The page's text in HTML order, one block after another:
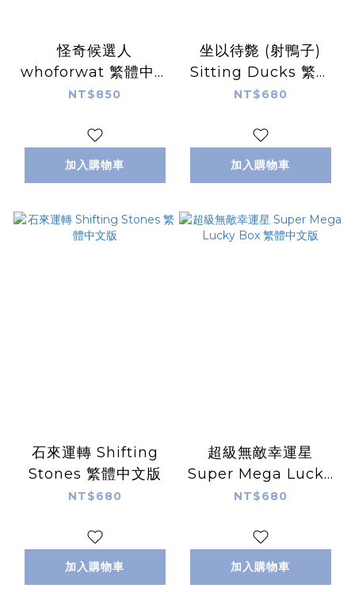
怪奇候選人
whoforwat 繁體中文
版
NT$850
加入購物車
坐以待斃 (射鴨子)
Sitting Ducks 繁體
中文版
NT$680
加入購物車
石來運轉 Shifting
Stones 繁體中文版
NT$680
加入購物車
超級無敵幸運星
Super Mega Lucky
Box 繁體中文版
NT$680
加入購物車